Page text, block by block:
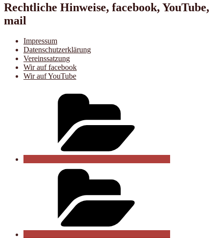
Rechtliche Hinweise, facebook, YouTube,
mail
Impressum
Datenschutzerklärung
Vereinssatzung
Wir auf facebook
Wir auf YouTube
Datenschutzerklärung